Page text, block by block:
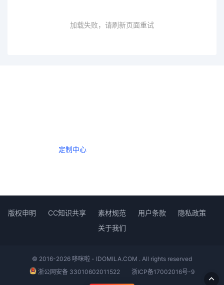
加载失败，请刷新页面重试
定制中心
版权申明 CC知识共享 素材规范 用户条款
隐私政策
关于我们
© 2016-2026 哆咪啦 - IDOMILA.COM . All rights reserved
浙公网安备 33010602011522
浙ICP备17002016号-9